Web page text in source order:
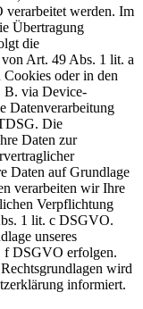
werden. Im
Übertragung
die
Art. 49 Abs. 1 lit. a
oder in den
B. via Device-
Datenverarbeitung
Die
Daten zur
Daten auf Grundlage
verarbeiten wir Ihre
Verpflichtung
1 lit. c DSGVO.
unseres
f DSGVO erfolgen.
wird
informiert.